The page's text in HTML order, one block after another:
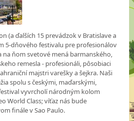
(a ďalších 15 prevádzok v Bratislave a
5-dňového festivalu pre profesionálov
na ňom svetové mená barmanského,
remesla - profesionáli, pôsobiaci
majstri varešky a šejkra. Naši
spolu s českými, maďarskými,
vyvrcholí národným kolom
World Class; víťaz nás bude
finále v Sao Paulo.